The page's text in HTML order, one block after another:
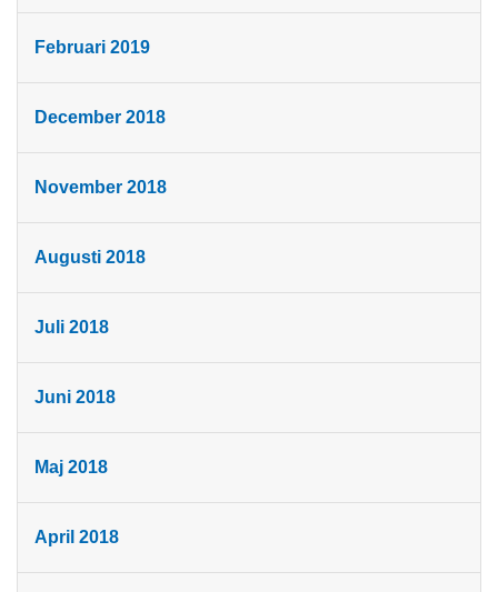
Februari 2019
December 2018
November 2018
Augusti 2018
Juli 2018
Juni 2018
Maj 2018
April 2018